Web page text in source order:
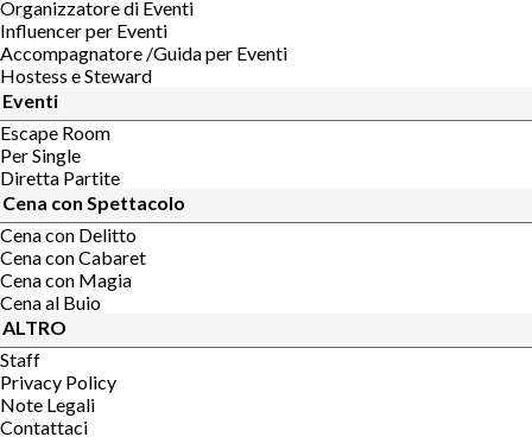
Organizzatore di Eventi
Influencer per Eventi
Accompagnatore /Guida per Eventi
Hostess e Steward
Eventi
Escape Room
Per Single
Diretta Partite
Cena con Spettacolo
Cena con Delitto
Cena con Cabaret
Cena con Magia
Cena al Buio
ALTRO
Staff
Privacy Policy
Note Legali
Contattaci